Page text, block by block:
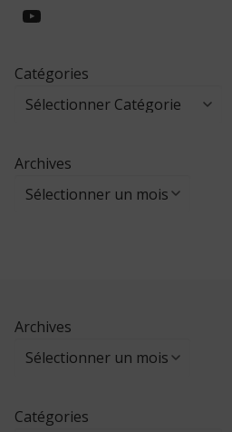
https://
Catégories
Archives
Archives
Catégories